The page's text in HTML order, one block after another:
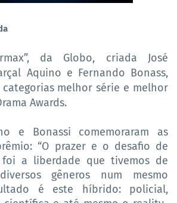
da Globo, criada José
Aquino e Fernando Bonass,
melhor série e melhor
Awards.
e Bonassi comemoraram as
“O prazer e o desafio de
foi a liberdade que tivemos de
gêneros num mesmo
é este híbrido: policial,